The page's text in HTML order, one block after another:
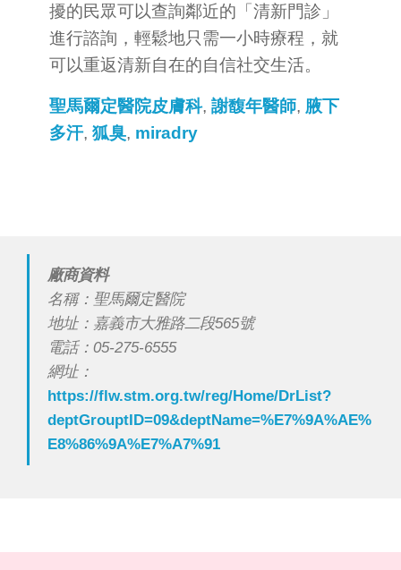
擾的民眾可以查詢鄰近的「清新門診」
進行諮詢，輕鬆地只需一小時療程，就
可以重返清新自在的自信社交生活。
聖馬爾定醫院皮膚科, 謝馥年醫師, 腋下
多汗, 狐臭, miradry
廠商資料
名稱：聖馬爾定醫院
地址：嘉義市大雅路二段565號
電話：05-275-6555
網址：
https://flw.stm.org.tw/reg/Home/DrList?
deptGrouptID=09&deptName=%E7%9A%AE%
E8%86%9A%E7%A7%91